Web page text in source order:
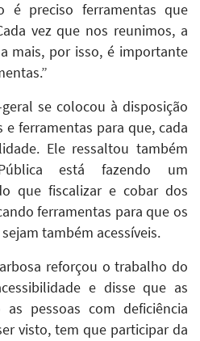
é preciso ferramentas que
vez que nos reunimos, a
mais, por isso, é importante
se colocou à disposição
ferramentas para que, cada
Ele ressaltou também
está fazendo um
que fiscalizar e cobar dos
ferramentas para que os
também acessíveis.
reforçou o trabalho do
e disse que as
as pessoas com deficiência
visto, tem que participar da